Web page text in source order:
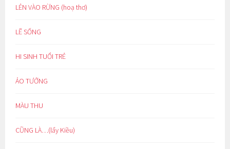
LẺN VÀO RỪNG (hoạ thơ)
LẼ SỐNG
HI SINH TUỔI TRẺ
ẢO TƯỞNG
MÀU THU
CŨNG LÀ…(lẩy Kiều)